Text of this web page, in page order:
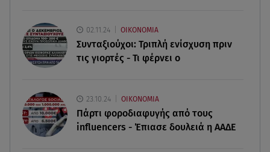
Φωτιές: Στάχτη Το Πράσινο Στολίδι Της Δυτικής
Αττικής
07.08.26 , 21:50
Αραβία - Πακιστάν
07.08.26 , 21:50
Καιρός: Έρχονται ξανά 40άρια - Σε ποιες περιοχές
02.11.24 ΟΙΚΟΝΟΜΙΑ
Συνταξιούχοι: Τριπλή ενίσχυση πριν
τις γιορτές - Τι φέρνει ο
23.10.24 ΟΙΚΟΝΟΜΙΑ
Πάρτι φοροδιαφυγής από τους
influencers - Έπιασε δουλειά η ΑΑΔΕ